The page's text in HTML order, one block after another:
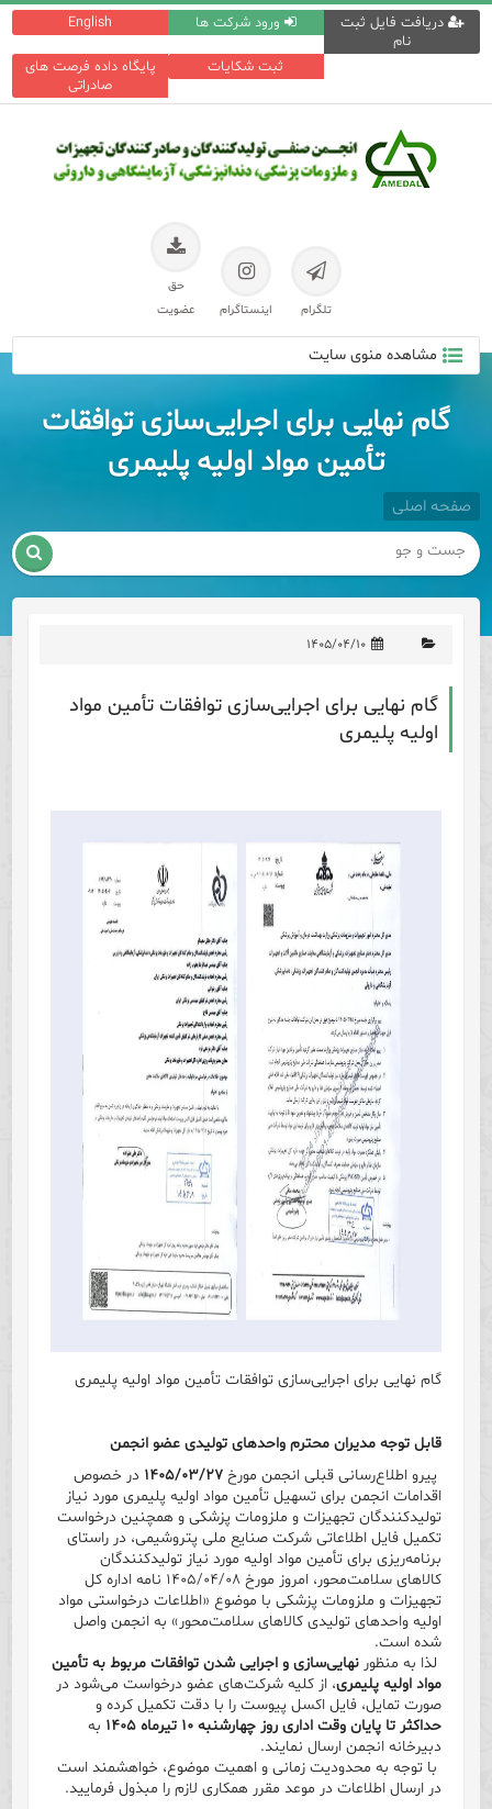
English ورود شرکت ها
دریافت فایل ثبت
نام
پایگاه داده فرصت های
صادراتی
ثبت شکایات
تلگرام اینستاگرام
حق
عضویت
مشاهده منوی سایت
گام نهایی برای اجرایی‌سازی توافقات
تأمین مواد اولیه پلیمری
صفحه اصلی

۱۴۰۵/۰۴/۱۰
گام نهایی برای اجرایی‌سازی توافقات تأمین مواد
اولیه پلیمری
گام نهایی برای اجرایی‌سازی توافقات تأمین مواد اولیه پلیمری
قابل توجه مدیران محترم واحدهای تولیدی عضو انجمن
پیرو اطلاع‌رسانی قبلی انجمن مورخ۱۴۰۵/۰۳/۲۷ در خصوص
اقدامات انجمن برای تسهیل تأمین مواد اولیه پلیمری مورد نیاز
تولیدکنندگان تجهیزات و ملزومات پزشکی و همچنین درخواست
تکمیل فایل اطلاعاتی شرکت صنایع ملی پتروشیمی، در راستای
برنامه‌ریزی برای تأمین مواد اولیه مورد نیاز تولیدکنندگان
کالاهای سلامت‌محور، امروز مورخ ۱۴۰۵/۰۴/۰۸ نامه اداره کل
تجهیزات و ملزومات پزشکی با موضوع «اطلاعات درخواستی مواد
اولیه واحدهای تولیدی کالاهای سلامت‌محور» به انجمن واصل
شده است.
لذا به منظورنهایی‌سازی و اجرایی شدن توافقات مربوط به تأمین
مواد اولیه پلیمری، از کلیه شرکت‌های عضو درخواست می‌شود در
صورت تمایل، فایل اکسل پیوست را با دقت تکمیل کرده و
حداکثر تا پایان وقت اداری روز چهارشنبه ۱۰ تیرماه ۱۴۰۵
به
دبیرخانه انجمن ارسال نمایند.
با توجه به محدودیت زمانی و اهمیت موضوع، خواهشمند است
در ارسال اطلاعات در موعد مقرر همکاری لازم را مبذول فرمایید.